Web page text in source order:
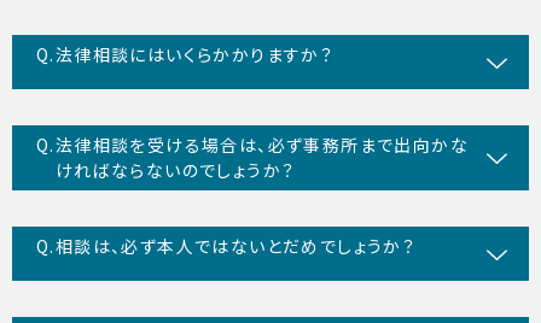
法律相談にはいくらかかりますか？
法律相談を受ける場合は、必ず事務所まで出向かな
ければならないのでしょうか？
相談は、必ず本人ではないとだめでしょうか？